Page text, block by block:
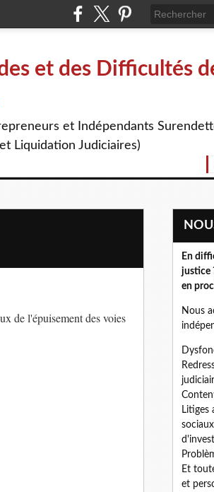
et des Difficultés
et Indépendants
Liquidation Judiciaires)
de l'épuisement des voies
En
justice
en
Nous
Litiges
Et
et